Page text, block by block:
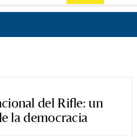
del Rifle: un
la democracia